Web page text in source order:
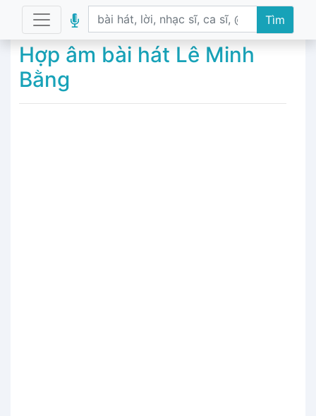
Tìm
Hợp âm bài hát Lê Minh
Bằng